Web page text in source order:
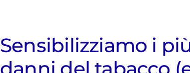
Sensibilizziamo i